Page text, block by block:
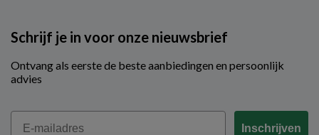
Schrijf je in voor onze nieuwsbrief
Ontvang als eerste de beste aanbiedingen en persoonlijk
advies
Email
Inschrijven